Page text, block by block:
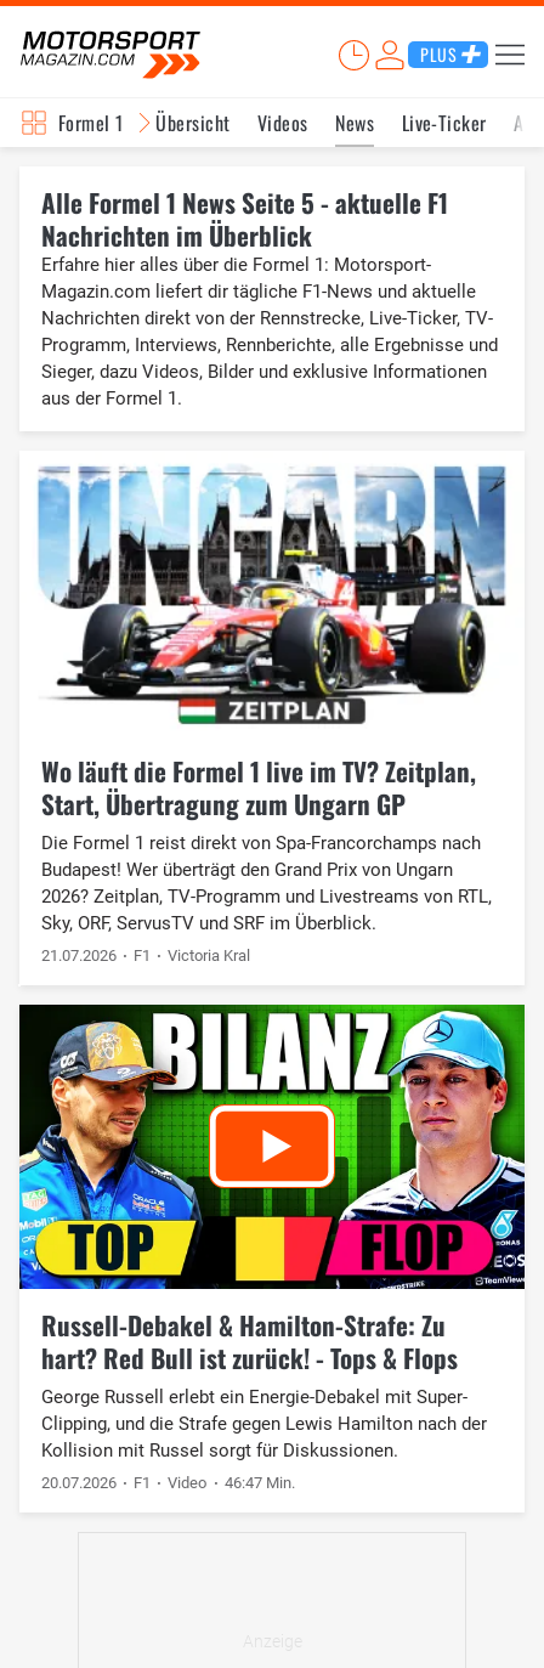
PLUS
Formel 1 Übersicht Videos News Live-Ticker
Alle Formel 1 News Seite 5 - aktuelle F1
Nachrichten im Überblick
Erfahre hier alles über die Formel 1: Motorsport-
Magazin.com liefert dir tägliche F1-News und aktuelle
Nachrichten direkt von der Rennstrecke, Live-Ticker, TV-
Programm, Interviews, Rennberichte, alle Ergebnisse und
Sieger, dazu Videos, Bilder und exklusive Informationen
aus der Formel 1.
Wo läuft die Formel 1 live im TV? Zeitplan,
Start, Übertragung zum Ungarn GP
Die Formel 1 reist direkt von Spa-Francorchamps nach
Budapest! Wer überträgt den Grand Prix von Ungarn
2026? Zeitplan, TV-Programm und Livestreams von RTL,
Sky, ORF, ServusTV und SRF im Überblick.
21.07.2026 F1 Victoria Kral
Russell-Debakel & Hamilton-Strafe: Zu
hart? Red Bull ist zurück! - Tops & Flops
George Russell erlebt ein Energie-Debakel mit Super-
Clipping, und die Strafe gegen Lewis Hamilton nach der
Kollision mit Russel sorgt für Diskussionen.
20.07.2026 F1 Video 46:47 Min.